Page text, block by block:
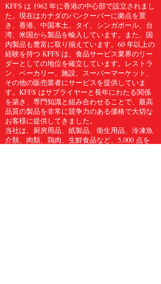
KFFS は 1962 年に香港の中心部で設立されまし
た。現在はカナダのバンクーバーに拠点を置
き、香港、中国本土、タイ、シンガポール、台
湾、米国から製品を輸入しています。また、国
内製品も豊富に取り揃えています。60 年以上の
経験を持つ KFFS は、食品サービス業界のリー
ダーとしての地位を確立しています。レストラ
ン、ベーカリー、施設、スーパーマーケット、
その他の販売業者にサービスを提供していま
す。KFFS はサプライヤーと長年にわたる関係
を築き、専門知識と組み合わせることで、最高
品質の製品を非常に競争力のある価格で大切な
お客様に提供してきました。
当社は、厨房用品、紙製品、衛生用品、冷凍魚
介類、肉類、鶏肉、生鮮食品など、5,000 点を